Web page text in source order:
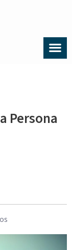
Persona